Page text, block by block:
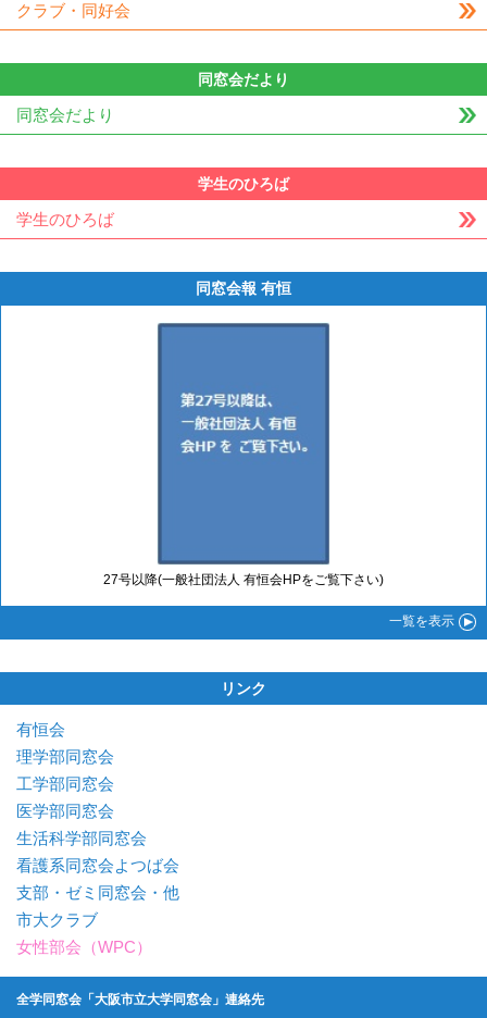
クラブ・同好会
同窓会だより
同窓会だより
学生のひろば
学生のひろば
同窓会報 有恒
27号以降(一般社団法人 有恒会HPをご覧下さい)
一覧を表示
リンク
有恒会
理学部同窓会
工学部同窓会
医学部同窓会
生活科学部同窓会
看護系同窓会よつば会
支部・ゼミ同窓会・他
市大クラブ
女性部会（WPC）
全学同窓会「大阪市立大学同窓会」連絡先